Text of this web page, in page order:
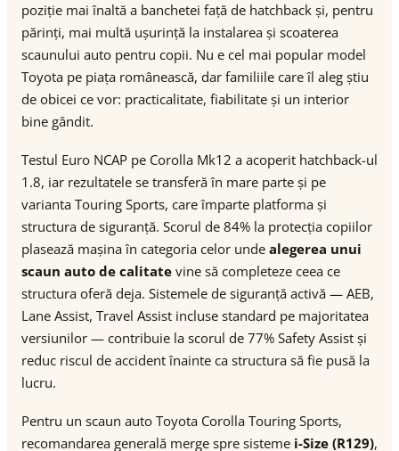
poziție mai înaltă a banchetei față de hatchback și, pentru
părinți, mai multă ușurință la instalarea și scoaterea
scaunului auto pentru copii. Nu e cel mai popular model
Toyota pe piața românească, dar familiile care îl aleg știu
de obicei ce vor: practicalitate, fiabilitate și un interior
bine gândit.
Testul Euro NCAP pe Corolla Mk12 a acoperit hatchback-ul
1.8, iar rezultatele se transferă în mare parte și pe
varianta Touring Sports, care împarte platforma și
structura de siguranță. Scorul de 84% la protecția copiilor
plasează mașina în categoria celor unde alegerea unui
scaun auto de calitate vine să completeze ceea ce
structura oferă deja. Sistemele de siguranță activă — AEB,
Lane Assist, Travel Assist incluse standard pe majoritatea
versiunilor — contribuie la scorul de 77% Safety Assist și
reduc riscul de accident înainte ca structura să fie pusă la
lucru.
Pentru un scaun auto Toyota Corolla Touring Sports,
recomandarea generală merge spre sisteme i-Size (R129),